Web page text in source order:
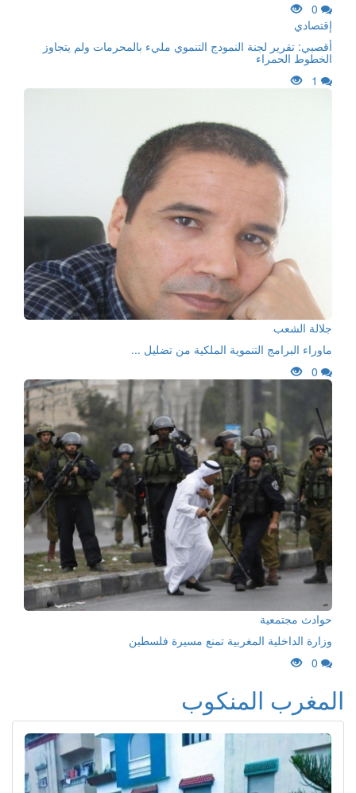
0
إقتصادي
أقصبي: تقرير لجنة النمودج التنموي مليء بالمحرمات ولم يتجاوز
الخطوط الحمراء
1
جلالة الشعب
ماوراء البرامج التنموية الملكية من تضليل ...
0
حوادث مجتمعية
وزارة الداخلية المغربية تمنع مسيرة فلسطين
0
المغرب المنكوب